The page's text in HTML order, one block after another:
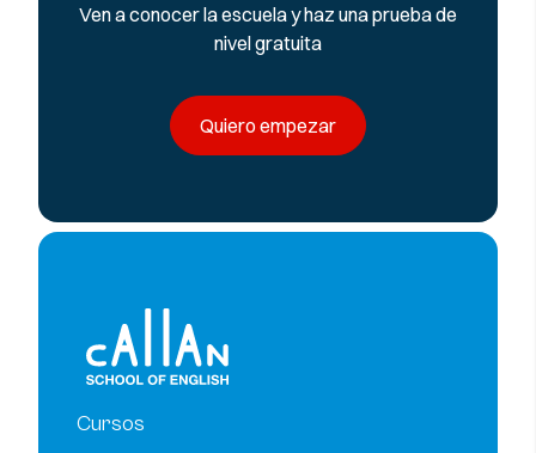
Ven a conocer la escuela y haz una prueba de
nivel gratuita
Quiero empezar
Cursos